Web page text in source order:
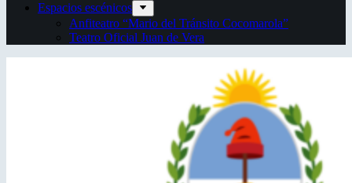
Espacios escénicos
Anfiteatro “Mario del Tránsito Cocomarola”
Teatro Oficial Juan de Vera